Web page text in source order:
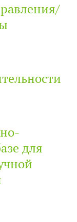
для